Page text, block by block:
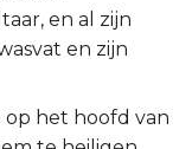
en al zijn
en zijn
op het hoofd van